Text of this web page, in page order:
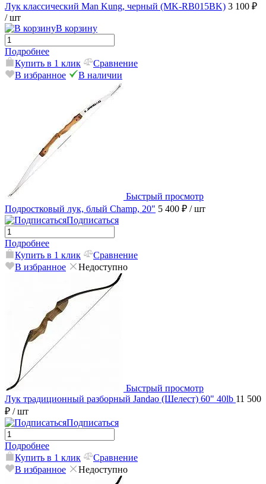
Лук классический Man Kung, черный (MK-RB015BK) 3 100 ₽
/ шт
В корзину
Подробнее
Купить в 1 клик
Сравнение
В избранное
В наличии
Быстрый просмотр
Подростковый лук, блый Champ, 20" 5 400 ₽ / шт
Подписаться
Подробнее
Купить в 1 клик
Сравнение
В избранное
Недоступно
Быстрый просмотр
Лук традиционный разборный Jandao (Шелест) 60" 40lb 11 500
₽ / шт
Подписаться
Подробнее
Купить в 1 клик
Сравнение
В избранное
Недоступно